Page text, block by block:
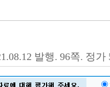
발행. 96쪽. 정